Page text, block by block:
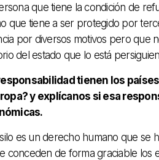
que tiene la condición de
que tiene a ser protegido por
por diversos motivos pero que
del estado que lo está
tienen los
y explícanos si esa
es un derecho humano que se
conceden de forma graciable los